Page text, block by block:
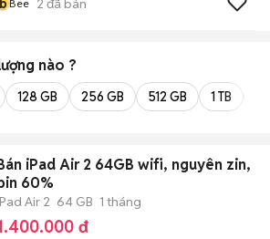
Bee
nào ?
128 GB 256 GB 512 GB 1 TB
iPad Air 2 64GB wifi, nguyên zin,
60%
Air 2 64 GB 1 tháng
đ